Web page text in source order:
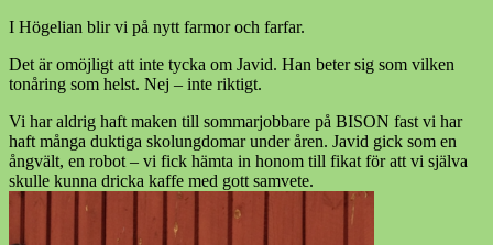
I Högelian blir vi på nytt farmor och farfar.
Det är omöjligt att inte tycka om Javid. Han beter sig som vilken
tonåring som helst. Nej – inte riktigt.
Vi har aldrig haft maken till sommarjobbare på BISON fast vi har
haft många duktiga skolungdomar under åren. Javid gick som en
ångvält, en robot – vi fick hämta in honom till fikat för att vi själva
skulle kunna dricka kaffe med gott samvete.